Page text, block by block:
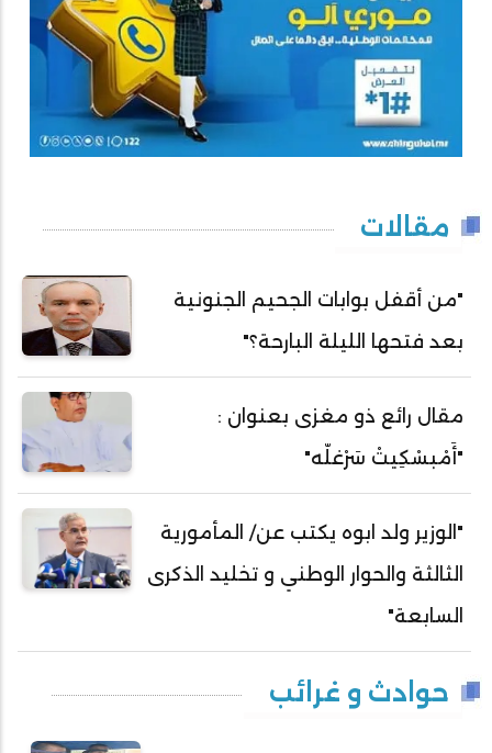
مقالات
"من أقفل بوابات الجحيم الجنونية
بعد فتحها الليلة البارحة؟"
مقال رائع ذو مغزى بعنوان :
"أَمْبسْكِيتْ سَرْغلّه"
"الوزير ولد ابوه يكتب عن/ المأمورية
الثالثة والحوار الوطني و تخليد الذكرى
السابعة"
حوادث و غرائب